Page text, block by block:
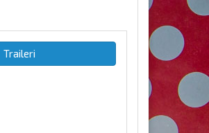
Traileri